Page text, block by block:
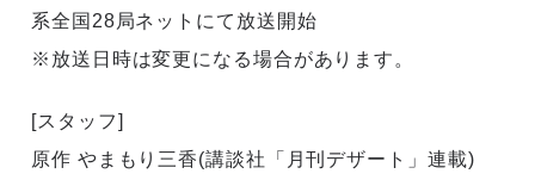
系全国28局ネットにて放送開始
※放送日時は変更になる場合があります。
[スタッフ]
原作 やまもり三香(講談社「月刊デザート」連載)